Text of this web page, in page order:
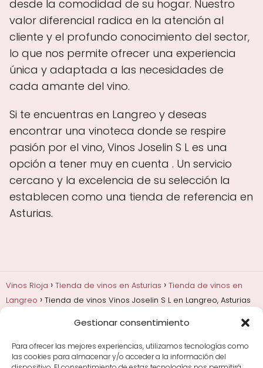
Gestionar consentimiento
Para ofrecer las mejores experiencias, utilizamos tecnologías como
las cookies para almacenar y/o acceder a la información del
desde la comodidad de su hogar. Nuestro
valor diferencial radica en la atención al
cliente y el profundo conocimiento del sector,
lo que nos permite ofrecer una experiencia
única y adaptada a las necesidades de
cada amante del vino.
Si te encuentras en Langreo y deseas
encontrar una vinoteca donde se respire
pasión por el vino, Vinos Joselin S L es una
opción a tener muy en cuenta . Un servicio
cercano y la excelencia de su selección la
establecen como una tienda de referencia en
Asturias.
Vinos Rioja Tienda de vinos en Asturias
Tienda de vinos en
Langreo
Tienda de vinos Vinos Joselin S L en Langreo, Asturias
Añadas, crianza y guarda
Bodegas y marcas de
Comprar vino
Rioja y guías de regalo
Cultura del vino y
curiosidades
Enoturismo en Rioja